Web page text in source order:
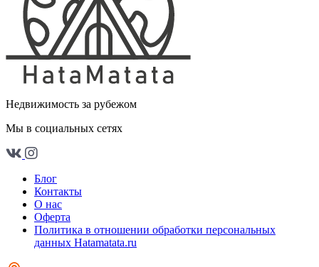
Недвижимость за рубежом
Мы в социальных сетях
Блог
Контакты
О нас
Оферта
Политика в отношении обработки персональных
данных Hatamatata.ru